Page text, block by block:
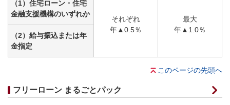
（1）住宅ローン・住宅
金融支援機構のいずれか
それぞれ
年▲0.5％
最大
年▲1.0％
（2）給与振込または年
金指定
このページの先頭へ
フリーローン まるごとパック